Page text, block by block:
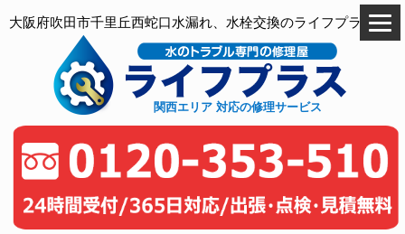
大阪府吹田市千里丘西蛇口水漏れ、水栓交換のライフプラス
関西エリア 対応の修理サービス